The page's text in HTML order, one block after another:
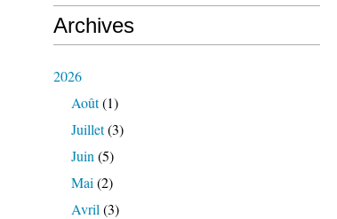
Archives
2026
Août(1)
Juillet(3)
Juin (5)
Mai (2)
Avril (3)